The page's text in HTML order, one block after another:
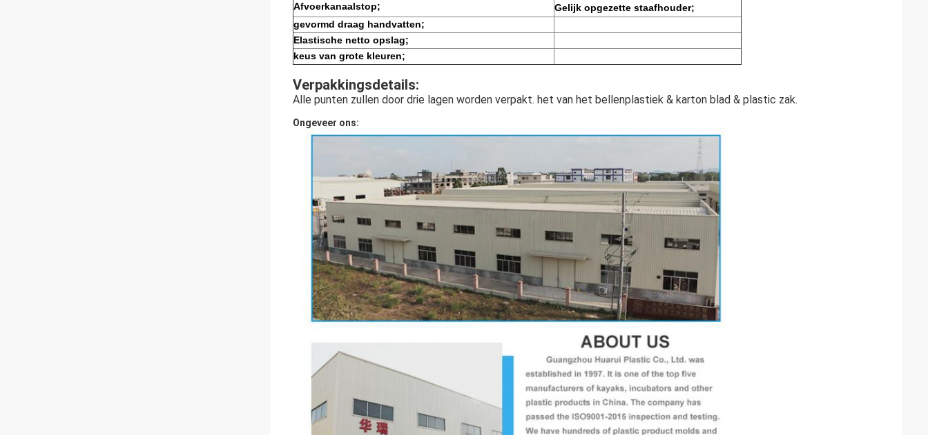
Afvoerkanaalstop;
Gelijk opgezette staafhouder;
gevormd draag handvatten;
Elastische netto opslag;
keus van grote kleuren;
Verpakkingsdetails:
Alle punten zullen door drie lagen worden verpakt. het van het bellenplastiek & karton blad & plastic zak.
Ongeveer ons: